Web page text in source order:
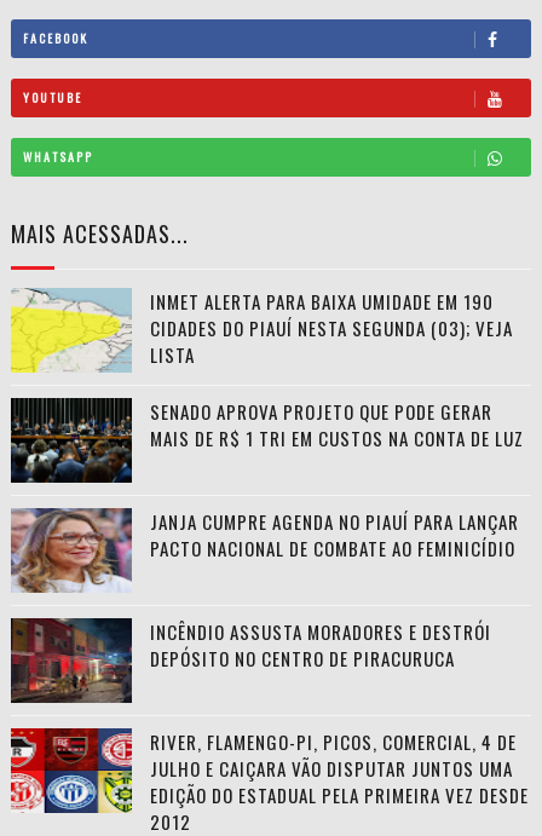
FACEBOOK
YOUTUBE
WHATSAPP
MAIS ACESSADAS...
INMET ALERTA PARA BAIXA UMIDADE EM 190
CIDADES DO PIAUÍ NESTA SEGUNDA (03); VEJA
LISTA
SENADO APROVA PROJETO QUE PODE GERAR
MAIS DE R$ 1 TRI EM CUSTOS NA CONTA DE LUZ
JANJA CUMPRE AGENDA NO PIAUÍ PARA LANÇAR
PACTO NACIONAL DE COMBATE AO FEMINICÍDIO
INCÊNDIO ASSUSTA MORADORES E DESTRÓI
DEPÓSITO NO CENTRO DE PIRACURUCA
RIVER, FLAMENGO-PI, PICOS, COMERCIAL, 4 DE
JULHO E CAIÇARA VÃO DISPUTAR JUNTOS UMA
EDIÇÃO DO ESTADUAL PELA PRIMEIRA VEZ DESDE
2012